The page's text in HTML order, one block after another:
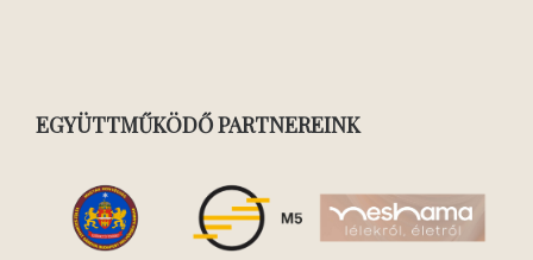
EGYÜTTMŰKÖDŐ PARTNEREINK